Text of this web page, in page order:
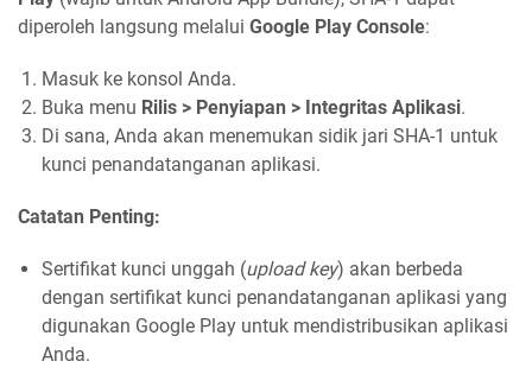
diperoleh langsung melalui Google Play Console:
Masuk ke konsol Anda.
Buka menu Rilis > Penyiapan > Integritas Aplikasi.
Di sana, Anda akan menemukan sidik jari SHA-1 untuk
kunci penandatanganan aplikasi.
Catatan Penting:
Sertifikat kunci unggah (upload key) akan berbeda
dengan sertifikat kunci penandatanganan aplikasi yang
digunakan Google Play untuk mendistribusikan aplikasi
Anda.